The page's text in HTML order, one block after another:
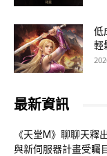
低
輕
最新資訊
《天堂M》聊聊天釋
與新伺服器計畫受矚